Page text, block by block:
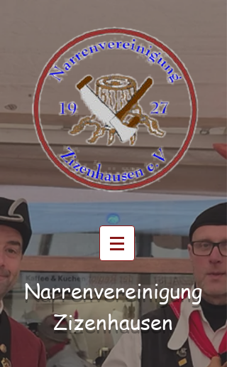
Narrenvereinigung
Zizenhausen